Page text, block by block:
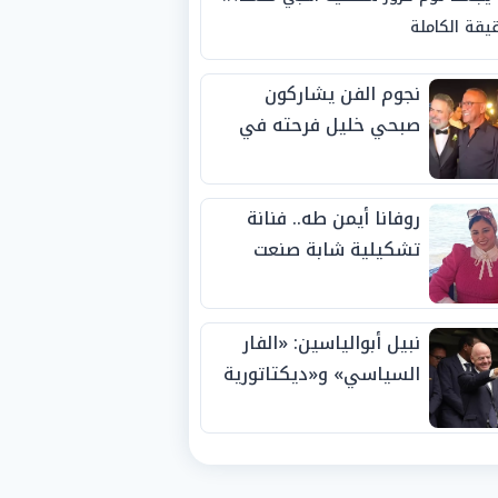
الكاملة
نجوم الفن يشاركون
صبحي خليل فرحته في
روفانا أيمن طه.. فنانة
تشكيلية شابة صنعت
الجوائز منذ الصغر
نبيل أبوالياسين: «الفار
السياسي» و«ديكتاتورية
الفيفا».. وإقالة